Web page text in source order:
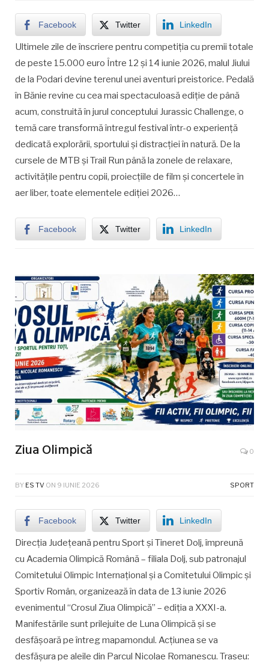
Facebook Twitter LinkedIn
Ultimele zile de înscriere pentru competiția cu premii totale
de peste 15.000 euro Între 12 și 14 iunie 2026, malul Jiului
de la Podari devine terenul unei aventuri preistorice. Pedală
în Bănie revine cu cea mai spectaculoasă ediție de până
acum, construită în jurul conceptului Jurassic Challenge, o
temă care transformă întregul festival într-o experiență
dedicată explorării, sportului și distracției în natură. De la
cursele de MTB și Trail Run până la zonele de relaxare,
activitățile pentru copii, proiecțiile de film și concertele în
aer liber, toate elementele ediției 2026…
Facebook Twitter LinkedIn
Ziua Olimpică 0
BY ES TV ON 9 IUNIE 2026 SPORT
Facebook Twitter LinkedIn
Direcția Județeană pentru Sport și Tineret Dolj, împreună
cu Academia Olimpică Română – filiala Dolj, sub patronajul
Comitetului Olimpic Internațional și a Comitetului Olimpic și
Sportiv Român, organizează în data de 13 iunie 2026
evenimentul “Crosul Ziua Olimpică” – ediția a XXXI-a.
Manifestările sunt prilejuite de Luna Olimpică și se
desfășoară pe întreg mapamondul. Acțiunea se va
desfășura pe aleile din Parcul Nicolae Romanescu. Traseu: